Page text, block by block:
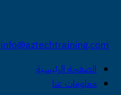
info@aztechtraining.com
الصفحة الرئيسية
معلومات عنا